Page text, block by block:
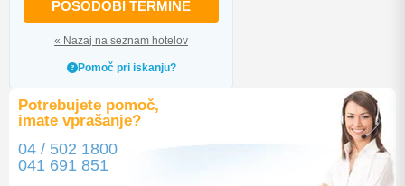
POSODOBI TERMINE
« Nazaj na seznam hotelov
Pomoč pri iskanju?
Potrebujete pomoč,
imate vprašanje?
04 / 502 1800
041 691 851